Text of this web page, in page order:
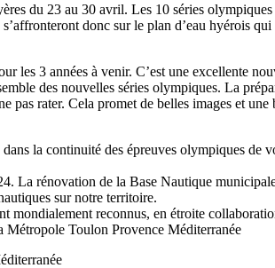
du 23 au 30 avril. Les 10 séries
donc sur le plan d’eau hyérois qui
les 3 années à venir. C’est une excellente
des nouvelles séries olympiques. La
pas rater. Cela promet de belles images et une
la continuité des épreuves olympiques de
La rénovation de la Base Nautique
sur notre territoire.
mondialement reconnus, en étroite
Toulon Provence Méditerranée